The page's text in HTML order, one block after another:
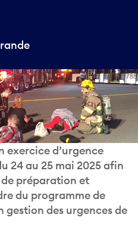
exercice d’urgence
24 au 25 mai 2025 afin
de préparation et
du programme de
des urgences de